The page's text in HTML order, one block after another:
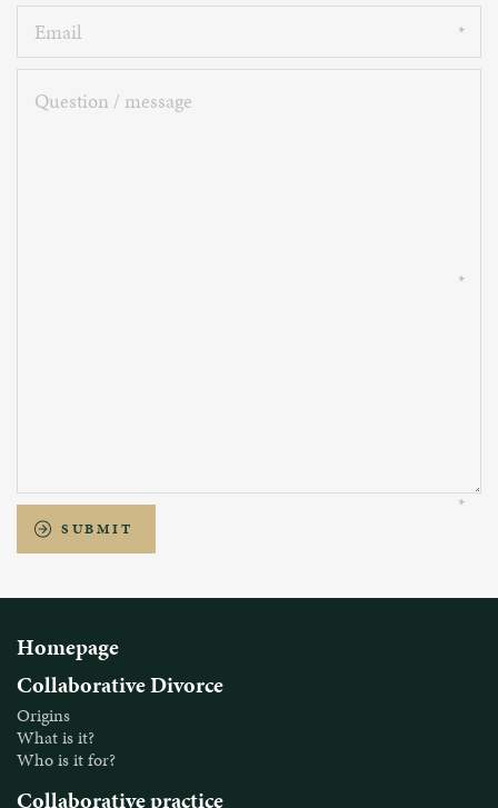
Email
Question
SUBMIT
Homepage
Collaborative Divorce
Origins
What is it?
Who is it for?
Collaborative practice